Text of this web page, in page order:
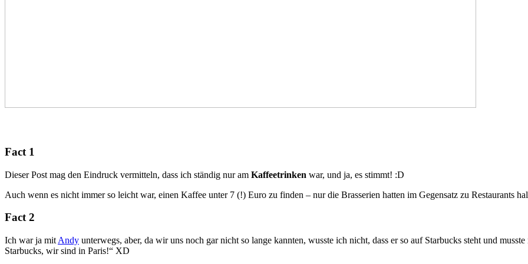
Fact 1
Dieser Post mag den Eindruck vermitteln, dass ich ständig nur am Kaffeetrinken war, und ja, es stimmt! :D
Auch wenn es nicht immer so leicht war, einen Kaffee unter 7 (!) Euro zu finden – nur die Brasserien hatten im Gegensatz zu Restaurants
Fact 2
Ich war ja mit Andy unterwegs, aber, da wir uns noch gar nicht so lange kannten, wusste ich nicht, dass er so auf Starbucks steht und
Starbucks, wir sind in Paris!“ XD